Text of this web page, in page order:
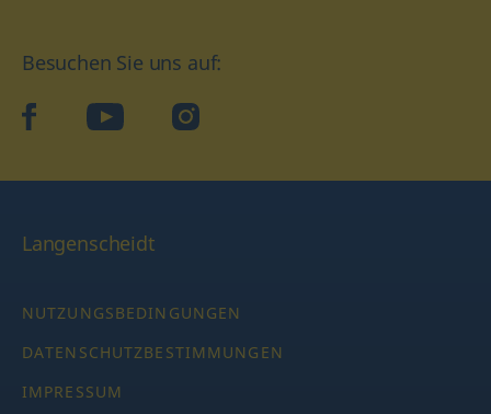
Besuchen Sie uns auf:
facebookYouTube Instagram
Langenscheidt
NUTZUNGSBEDINGUNGEN
DATENSCHUTZBESTIMMUNGEN
IMPRESSUM